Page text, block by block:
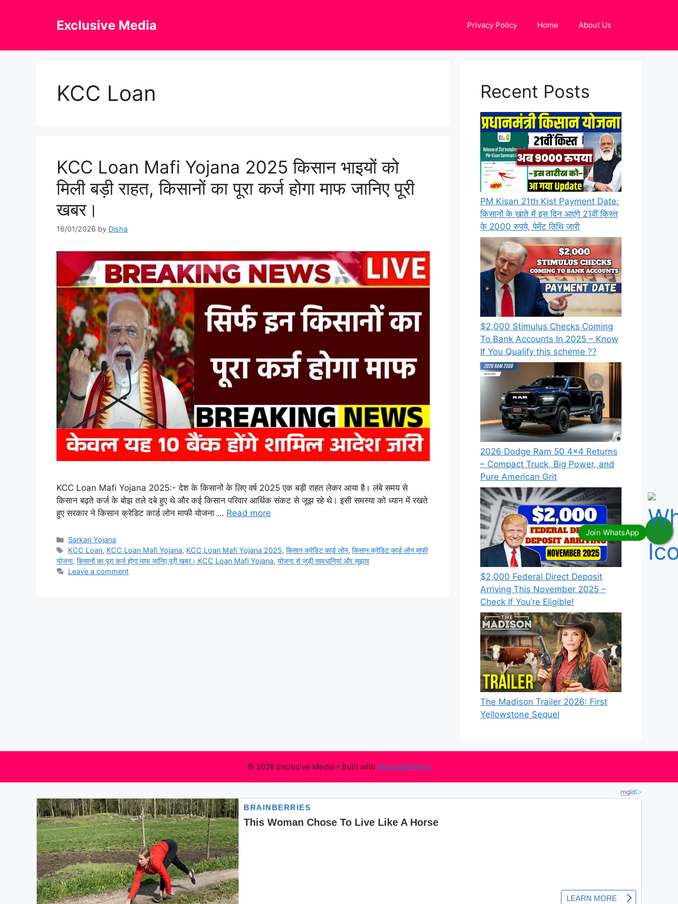
Exclusive Media Privacy Policy Home About Us
KCC Loan
KCC Loan Mafi Yojana 2025 किसान भाइयों को
मिली बड़ी राहत, किसानों का पूरा कर्ज होगा माफ जानिए पूरी
खबर।
16/01/2026 by Disha
KCC Loan Mafi Yojana 2025:- देश के किसानों के लिए वर्ष 2025 एक बड़ी राहत लेकर आया है। लंबे समय से
किसान बढ़ते कर्ज के बोझ तले दबे हुए थे और कई किसान परिवार आर्थिक संकट से जूझ रहे थे। इसी समस्या को ध्यान में रखते
हुए सरकार ने किसान क्रेडिट कार्ड लोन माफी योजना … Read more
Categories
Sarkari Yojana
Tags
KCC Loan, KCC Loan Mafi Yojana, KCC Loan Mafi Yojana 2025,किसान क्रेडिट कार्ड लोन,किसान क्रेडिट कार्ड लोन माफी
योजना, किसानों का पूरा कर्ज होगा माफ जानिए पूरी खबर। KCC Loan Mafi Yojana, योजना से जुड़ी सावधानियां और सुझाव
Leave a comment
Recent Posts
PM Kisan 21th Kist Payment Date:
किसानों के खाते में इस दिन आएंगे 21वीं किस्त
के 2000 रुपये, पेमेंट तिथि जारी
⁠$2,000 Stimulus Checks Coming
To Bank Accounts In 2025 – Know
If You Qualify this scheme ??
2026 Dodge Ram 50 4×4 Returns
– Compact Truck, Big Power, and
Pure American Grit
$2,000 Federal Direct Deposit
Arriving This November 2025 –
Check If You’re Eligible!
The Madison Trailer 2026: First
Yellowstone Sequel
© 2026 Exclusive Media• Built with GeneratePress